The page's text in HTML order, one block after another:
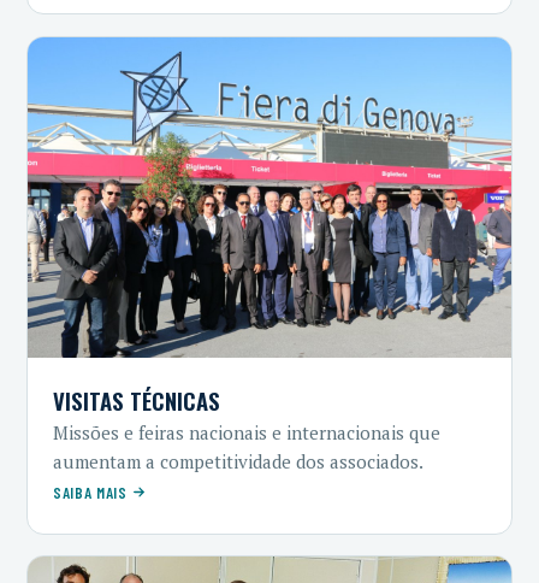
VISITAS TÉCNICAS
Missões e feiras nacionais e internacionais que
aumentam a competitividade dos associados.
SAIBA MAIS